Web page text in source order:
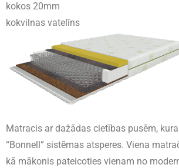
kokos 20mm
kokvilnas vatelīns
Matracis ar dažādas cietības pusēm,
“Bonnell” sistēmas atsperes. Viena
kā mākonis pateicoties vienam no